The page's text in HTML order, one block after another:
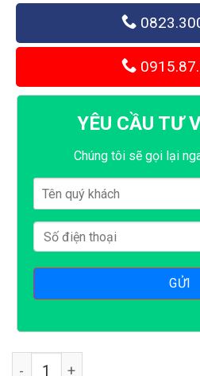
YÊU CẦU TƯ
Chúng tôi sẽ gọi lại
Máy lọc dầu thực vật 25L